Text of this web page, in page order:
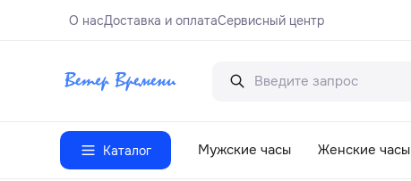
О насДоставка и оплатаСервисный центр
Каталог Мужские часы Женские часы